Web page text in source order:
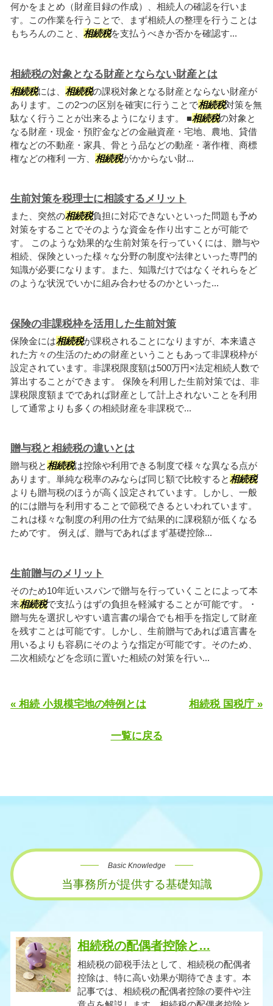
何かをまとめ（財産目録の作成）、相続人の確認を行いま
す。この作業を行うことで、まず相続人の整理を行うことは
もちろんのこと、 相続税を支払うべきか否かを確認す...
相続税の対象となる財産とならない財産とは
相続税には、 相続税の課税対象となる財産とならない財産が
あります。この2つの区別を確実に行うことで相続税対策を無
駄なく行うことが出来るようになります。 ■相続税の対象と
なる財産・現金・預貯金などの金融資産・宅地、農地、貸借
権などの不動産・家具、骨とう品などの動産・著作権、商標
権などの権利 一方、 相続税がかからない財...
生前対策を税理士に相談するメリット
また、突然の相続税負担に対応できないといった問題も予め
対策をすることでそのような資金を作り出すことが可能で
す。 このような効果的な生前対策を行っていくには、贈与や
相続、保険といった様々な分野の制度や法律といった専門的
知識が必要になります。また、知識だけではなくそれらをど
のような状況でいかに組み合わせるのかといった...
保険の非課税枠を活用した生前対策
保険金には相続税が課税されることになりますが、本来遺さ
れた方々の生活のための財産ということもあって非課税枠が
設定されています。非課税限度額は500万円×法定相続人数で
算出することができます。 保険を利用した生前対策では、非
課税限度額までであれば財産として計上されないことを利用
して通常よりも多くの相続財産を非課税で...
贈与税と相続税の違いとは
贈与税と相続税は控除や利用できる制度で様々な異なる点が
あります。単純な税率のみならば同じ額で比較すると相続税
よりも贈与税のほうが高く設定されています。しかし、一般
的には贈与を利用することで節税できるといわれています。
これは様々な制度の利用の仕方で結果的に課税額が低くなる
ためです。 例えば、贈与であればまず基礎控除...
生前贈与のメリット
そのため10年近いスパンで贈与を行っていくことによって本
来相続税で支払うはずの負担を軽減することが可能です。・
贈与先を選択しやすい遺言書の場合でも相手を指定して財産
を残すことは可能です。しかし、生前贈与であれば遺言書を
用いるよりも容易にそのような指定が可能です。そのため、
二次相続などを念頭に置いた相続の対策を行い...
« 相続 小規模宅地の特例とは 相続税 国税庁 »
一覧に戻る
Basic Knowledge
当事務所が提供する基礎知識
相続税の配偶者控除と...
相続税の節税手法として、相続税の配偶者
控除は、特に高い効果が期待できます。本
記事では、相続税の配偶者控除の要件や注